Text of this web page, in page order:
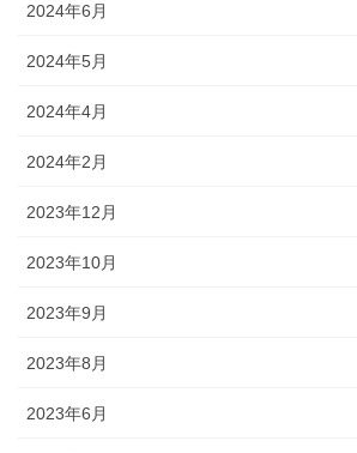
2024年6月
2024年5月
2024年4月
2024年2月
2023年12月
2023年10月
2023年9月
2023年8月
2023年6月